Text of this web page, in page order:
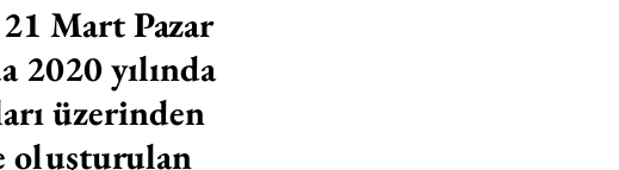
Mart Pazar
2020 yılında
üzerinden
oluşturulan